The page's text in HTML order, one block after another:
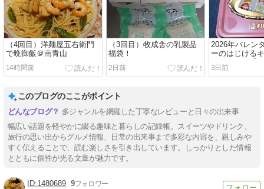
（4回目）洋麺屋五右衛門
で晩御飯＠南青山
14時間前
（3回目）牧成舎の乳製品
福袋！
2日前
2026年バレン
ーのはじける
ョコレート「
ド缶」
3日前
このブログのここがポイント
多ジャンルを網羅した丁寧なレビューと日々の出来事
幅広い話題を軽やかに綴る趣味と暮らしの記録帳。スイーツやドリンク、
旅行の思い出からグルメ情報、日常の出来事まで多彩な内容を、親しみや
すく伝えることで、読む楽しさを引き出しています。しっかりとした情報
とともに個性が光る文章が魅力です。
1480689 9